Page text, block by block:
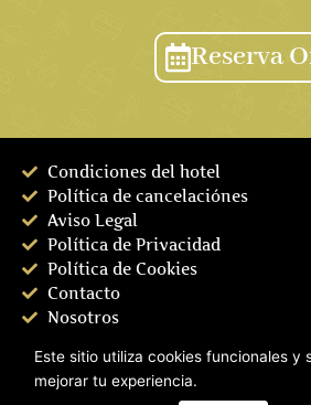
Este sitio utiliza cookies funcionales y
mejorar tu experiencia.
Reserva
Condiciones del hotel
Política de cancelaciónes
Aviso Legal
Política de Privacidad
Política de Cookies
Contacto
Nosotros
Eco-Friendly
Entorno